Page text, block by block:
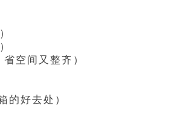
空间又整齐）
的好去处）